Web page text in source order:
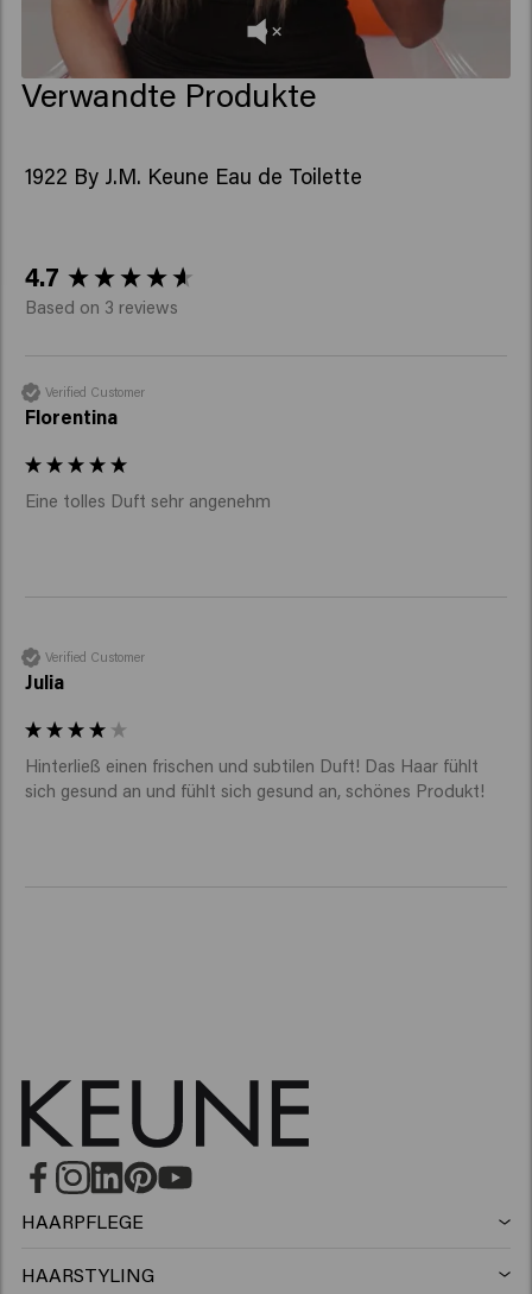
Verwandte Produkte
1922 By J.M. Keune Eau de Toilette
4.7
Based on 3 reviews
Verified Customer
Florentina
Eine tolles Duft sehr angenehm
Verified Customer
Julia
Hinterließ einen frischen und subtilen Duft! Das Haar fühlt
sich gesund an und fühlt sich gesund an, schönes Produkt!
New content loaded
HAARPFLEGE
HAARSTYLING